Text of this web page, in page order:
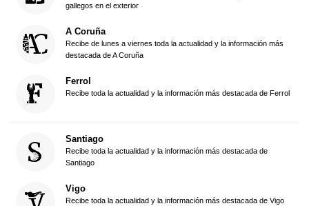
gallegos en el exterior
A Coruña
Recibe de lunes a viernes toda la actualidad y la información más
destacada de A Coruña
Ferrol
Recibe toda la actualidad y la información más destacada de Ferrol
Santiago
Recibe toda la actualidad y la información más destacada de
Santiago
Vigo
Recibe toda la actualidad y la información más destacada de Vigo